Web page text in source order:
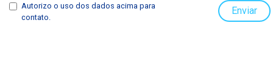
Autorizo o uso dos dados acima para
contato.
Enviar